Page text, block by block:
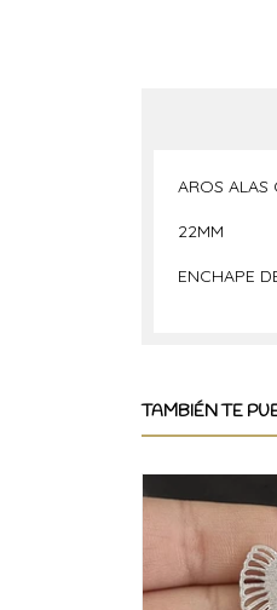
AROS ALAS
22MM
ENCHAPE
TAMBIÉN TE